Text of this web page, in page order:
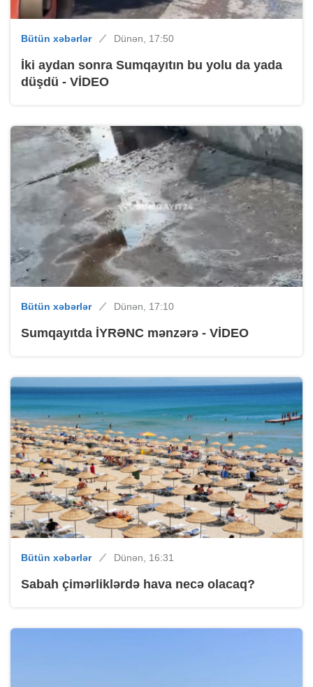
Bütün xəbərlər Dünən, 17:50
İki aydan sonra Sumqayıtın bu yolu da yada
düşdü - VİDEO
Bütün xəbərlər Dünən, 17:10
Sumqayıtda İYRƏNC mənzərə - VİDEO
Bütün xəbərlər Dünən, 16:31
Sabah çimərliklərdə hava necə olacaq?